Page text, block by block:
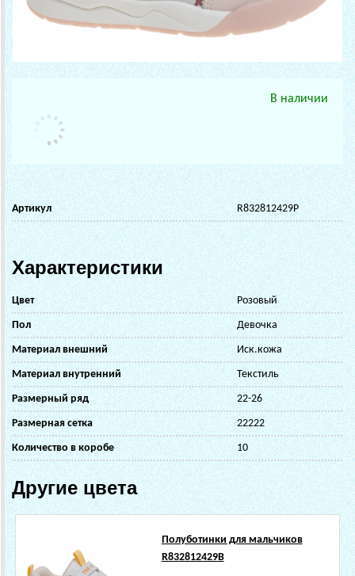
В наличии
Артикул R832812429P
Характеристики
Цвет Розовый
Пол Девочка
Материал внешний Иск.кожа
Материал внутренний Текстиль
Размерный ряд 22-26
Размерная сетка 22222
Количество в коробе 10
Другие цвета
Полуботинки для мальчиков
R832812429B